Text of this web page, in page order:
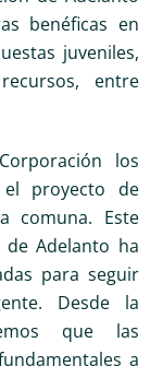
benéficas en
juveniles,
entre
los
el proyecto de
comuna. Este
Adelanto ha
para seguir
Desde la
que las
a